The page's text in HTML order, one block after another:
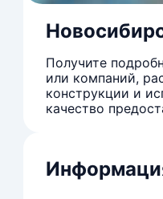
Получите
или компаний,
конструкции и
качество